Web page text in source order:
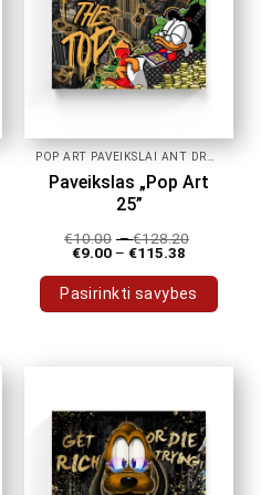
on
the
product
page
Paveikslas „Pop Art
25”
€10.00 –€128.20
€9.00 – €115.38
Pasirinkti savybes
variants.
The
options
may